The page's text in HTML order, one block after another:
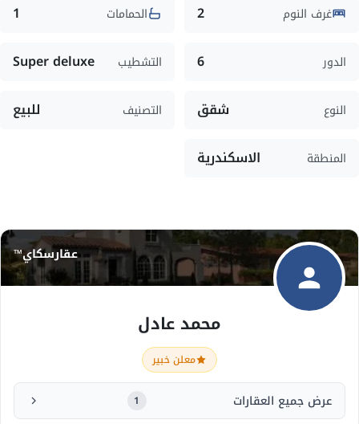
غرف النوم 2 الحمامات 1
الدور 6 التشطيب Super deluxe
النوع شقق التصنيف للبيع
المنطقة الاسكندرية
عقارسكاي™
محمد عادل
معلن خبير
عرض جميع العقارات 1